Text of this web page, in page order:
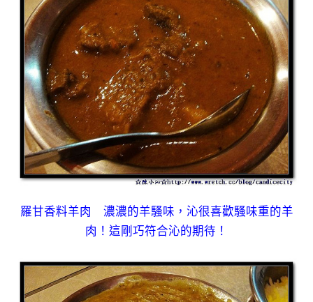
羅甘香料羊肉 濃濃的羊騷味，沁很喜歡騷味重的羊
肉！這剛巧符合沁的期待！